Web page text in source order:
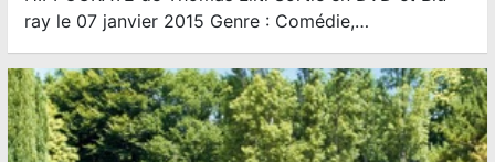
ray le 07 janvier 2015 Genre : Comédie,…